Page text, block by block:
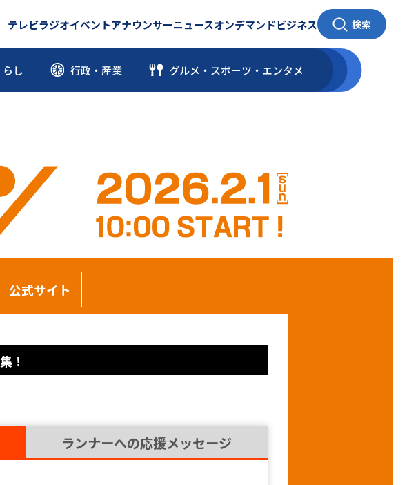
テレビラジオイベントアナウンサーニュースオンデマンドビジネス 検索
し 行政・産業 グルメ・スポーツ ・ エンタメ
公式サイト
！
ランナーへの応援メッセージ